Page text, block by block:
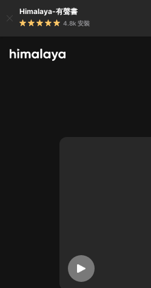
Himalaya-有聲書
4.8k 安裝